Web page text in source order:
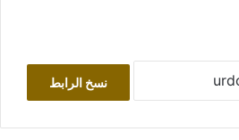
نسخ الرابط